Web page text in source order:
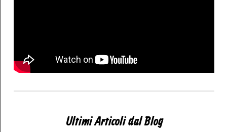
Ultimi Articoli dal Blog